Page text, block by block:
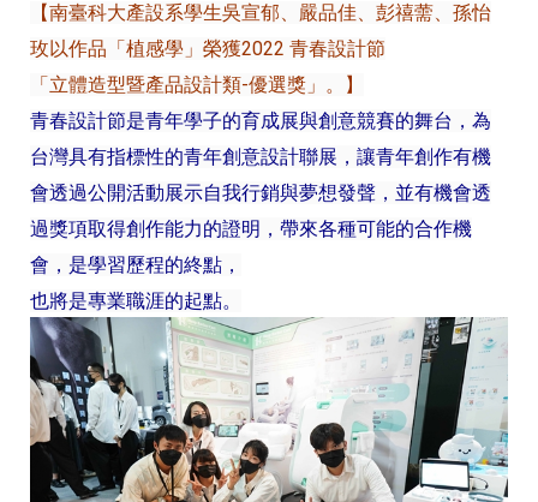
【南臺科大產設系學生吳宣郁、嚴品佳、彭禧薷、孫怡
玫以作品「植感學」榮獲2022 青春設計節
「立體造型暨產品設計類-優選獎」。】
青春設計節是青年學子的育成展與創意競賽的舞台，為
台灣具有指標性的青年創意設計聯展，讓青年創作有機
會透過公開活動展示自我行銷與夢想發聲，並有機會透
過獎項取得創作能力的證明，帶來各種可能的合作機
會，是學習歷程的終點，
也將是專業職涯的起點。